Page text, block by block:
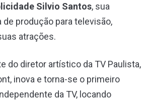
Silvio Santos, sua
produção para televisão,
atrações.
do diretor artístico da TV Paulista,
inova e torna-se o primeiro
da TV, locando